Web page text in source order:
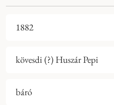
1882
kövesdi (?) Huszár Pepi
báró